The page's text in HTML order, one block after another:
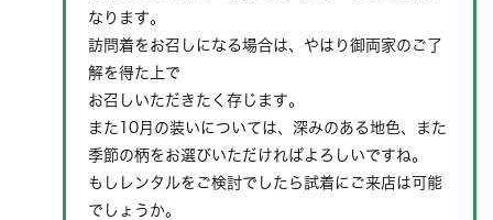
なります。
訪問着をお召しになる場合は、やはり御両家のご了
解を得た上で
お召しいただきたく存じます。
また10月の装いについては、深みのある地色、また
季節の柄をお選びいただければよろしいですね。
もしレンタルをご検討でしたら試着にご来店は可能
でしょうか。